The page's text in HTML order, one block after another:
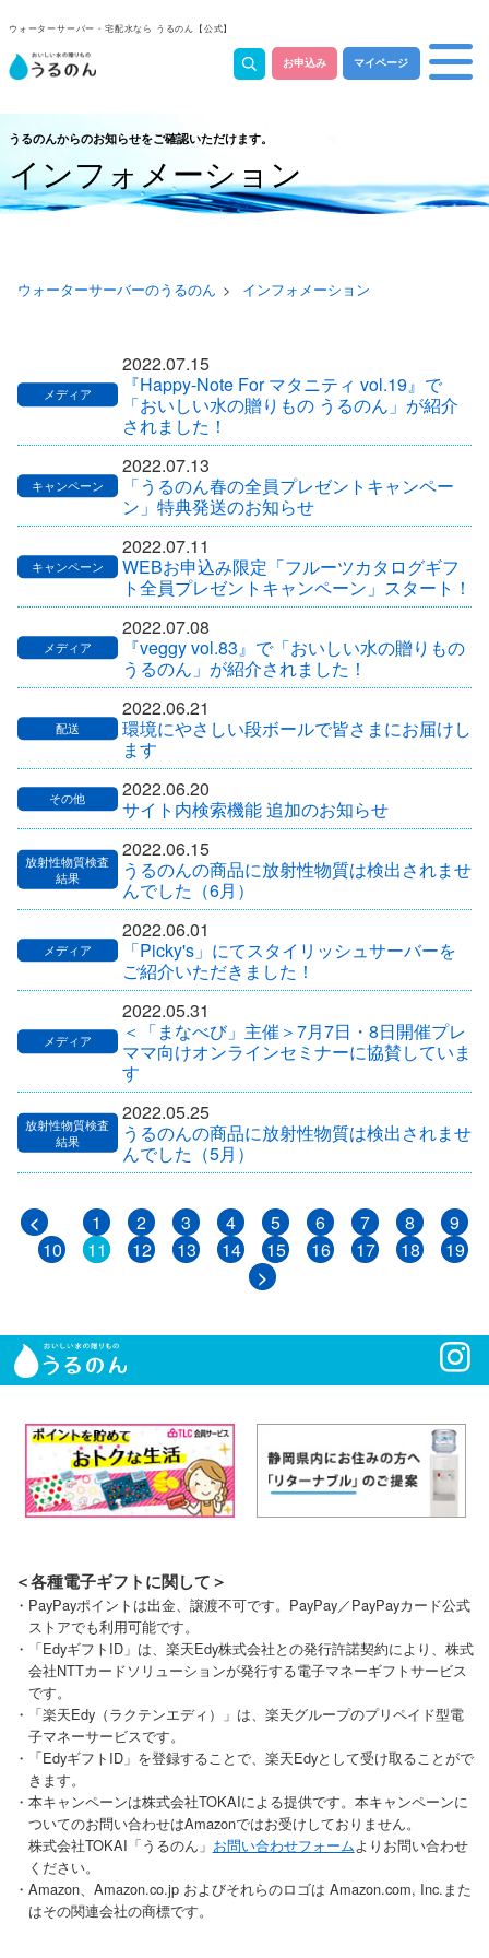
ウォーターサーバー・宅配水なら うるのん【公式】
お申込み マイページ
うるのんからのお知らせをご確認いただけます。
インフォメーション
ウォーターサーバーのうるのん インフォメーション
2022.07.15
『Happy-Note For マタニティ vol.19』で
「おいしい水の贈りもの うるのん」が紹介
されました！
2022.07.13
「うるのん春の全員プレゼントキャンペー
ン」特典発送のお知らせ
2022.07.11
WEBお申込み限定「フルーツカタログギフ
ト全員プレゼントキャンペーン」スタート！
2022.07.08
『veggy vol.83』で「おいしい水の贈りもの
うるのん」が紹介されました！
2022.06.21
環境にやさしい段ボールで皆さまにお届けし
ます
2022.06.20
サイト内検索機能 追加のお知らせ
2022.06.15
うるのんの商品に放射性物質は検出されませ
んでした（6月）
2022.06.01
「Picky's」にてスタイリッシュサーバーを
ご紹介いただきました！
2022.05.31
＜「まなべび」主催＞7月7日・8日開催プレ
ママ向けオンラインセミナーに協賛していま
す
2022.05.25
うるのんの商品に放射性物質は検出されませ
んでした（5月）
< 1 2 3 4 5 6 7 8
9
10
11 12 13 14 15 16 17 18
19
>
＜各種電子ギフトに関して＞
・PayPayポイントは出金、譲渡不可です。PayPay／PayPayカード公式
ストアでも利用可能です。
・「EdyギフトID」は、楽天Edy株式会社との発行許諾契約により、株式
会社NTTカードソリューションが発行する電子マネーギフトサービス
です。
・「楽天Edy（ラクテンエディ）」は、楽天グループのプリペイド型電
子マネーサービスです。
・「EdyギフトID」を登録することで、楽天Edyとして受け取ることがで
きます。
・本キャンペーンは株式会社TOKAIによる提供です。本キャンペーンに
ついてのお問い合わせはAmazonではお受けしておりません。
株式会社TOKAI「うるのん」 お問い合わせフォームよりお問い合わせ
ください。
・Amazon、Amazon.co.jp およびそれらのロゴは Amazon.com, Inc.また
はその関連会社の商標です。